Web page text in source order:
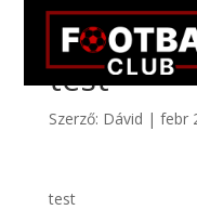
test
Szerző: Dávid | febr
test